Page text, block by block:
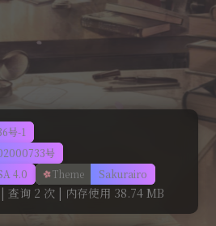
号-1
号
4.0 Theme Sakurairo
查询 2 次 | 内存使用 38.74 MB